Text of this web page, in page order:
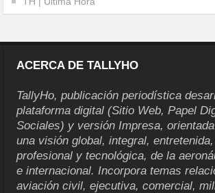
ACERCA DE TALLYHO
TallyHo, publicación periodística
plataforma digital (Sitio Web, Papel
Sociales) y versión Impresa,
una visión global, integral,
profesional y tecnológica, de la
e internacional. Incorpora temas
aviación civil, ejecutiva, comercial,